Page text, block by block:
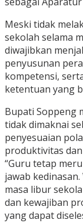
Meski tidak
sekolah selama
diwajibkan
penyusunan
kompetensi,
ketentuan yang
Bupati Soppeng
tidak dimaknai
penyesuaian
produktivitas
“Guru tetap
jawab
masa libur
dan kewajiban
yang dapat